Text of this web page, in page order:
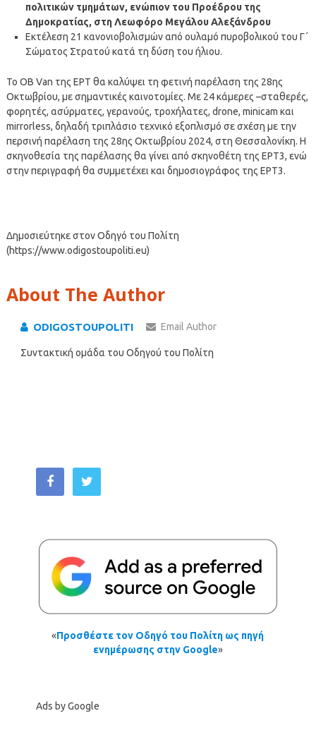
πολιτικών τμημάτων, ενώπιον του Προέδρου της
Δημοκρατίας, στη Λεωφόρο Μεγάλου Αλεξάνδρου
Εκτέλεση 21 κανονιοβολισμών από ουλαμό πυροβολικού του Γ΄
Σώματος Στρατού κατά τη δύση του ήλιου.
Το OB Van της ΕΡΤ θα καλύψει τη φετινή παρέλαση της 28ης
Οκτωβρίου, με σημαντικές καινοτομίες. Με 24 κάμερες –σταθερές,
φορητές, ασύρματες, γερανούς, τροχήλατες, drone, minicam και
mirrorless, δηλαδή τριπλάσιο τεχνικό εξοπλισμό σε σχέση με την
περσινή παρέλαση της 28ης Οκτωβρίου 2024, στη Θεσσαλονίκη. Η
σκηνοθεσία της παρέλασης θα γίνει από σκηνοθέτη της ΕΡΤ3, ενώ
στην περιγραφή θα συμμετέχει και δημοσιογράφος της ΕΡΤ3.
Δημοσιεύτηκε στον Οδηγό του Πολίτη
(https://www.odigostoupoliti.eu)
About The Author
ODIGOSTOUPOLITI Email Author
Συντακτική ομάδα του Οδηγού του Πολίτη
«Προσθέστε τον Οδηγό του Πολίτη ως πηγή
ενημέρωσης στην Google»
Ads by Google